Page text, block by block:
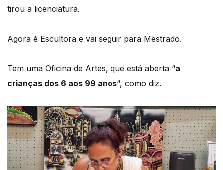
tirou a licenciatura.
Agora é Escultora e vai seguir para Mestrado.
Tem uma Oficina de Artes, que está aberta “a
crianças dos 6 aos 99 anos“, como diz.